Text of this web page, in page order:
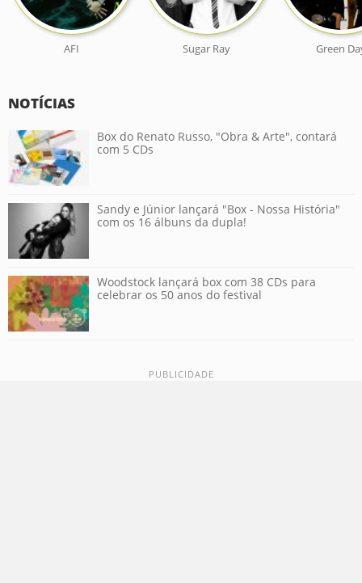
AFI Sugar Ray Green
NOTÍCIAS
Box do Renato Russo, "Obra & Arte", contará
com 5 CDs
Sandy e Júnior lançará "Box - Nossa História"
com os 16 álbuns da dupla!
Woodstock lançará box com 38 CDs para
celebrar os 50 anos do festival